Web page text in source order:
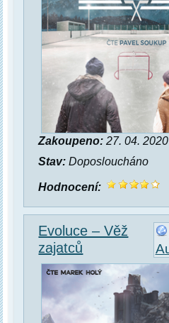
Zakoupeno: 27. 04. 2020
Stav: Doposloucháno
Hodnocení:
Evoluce – Věž
zajatců